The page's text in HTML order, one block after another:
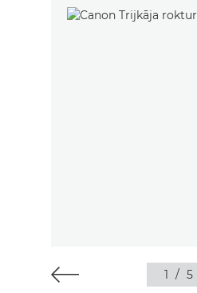
1 / 5